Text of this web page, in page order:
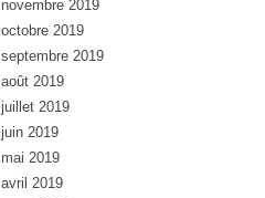
novembre 2019
octobre 2019
septembre 2019
août 2019
juillet 2019
juin 2019
mai 2019
avril 2019